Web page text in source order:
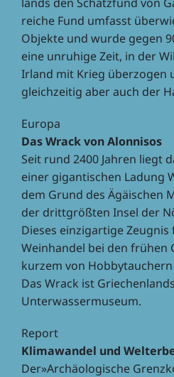
reiche Fund umfasst
Objekte und wurde gegen
eine unru­hige Zeit, in der
Irland mit Krieg über­zo­gen
gleich­zei­tig aber auch der
Europa
Das Wrack von Alonnisos
Seit rund 2400 Jahren liegt
einer gigan­ti­schen Ladung
dem Grund des Ägäi­schen
der dritt­größ­ten Insel der
Dieses einzig­ar­tige
Wein­han­del bei den frühen
kurzem von
Das Wrack ist
Unterwassermuseum.
Report
Klima­wan­del und
Der»Archäologische